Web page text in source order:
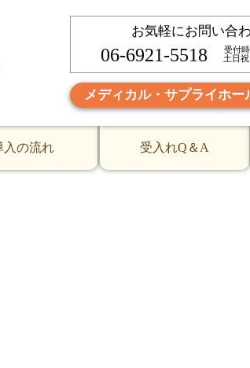
お気軽にお問い合
06-6921-5518
受付
土日
メディカル・サプライホ
入の流れ 受入れQ＆A
ダさん)全員と１期生(ワファ、セイラ